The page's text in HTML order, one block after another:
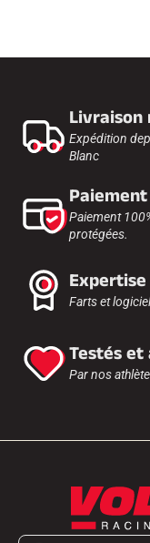
Livraison
Expédition
Blanc
Paiement
protégées.
Expertise
Farts et
Testés et
Par nos